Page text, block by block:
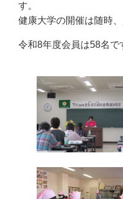
す。
健康大学の開催は随時
令和8年度会員は58名で